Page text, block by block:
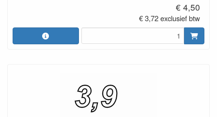
€ 4,50
€ 3,72 exclusief btw